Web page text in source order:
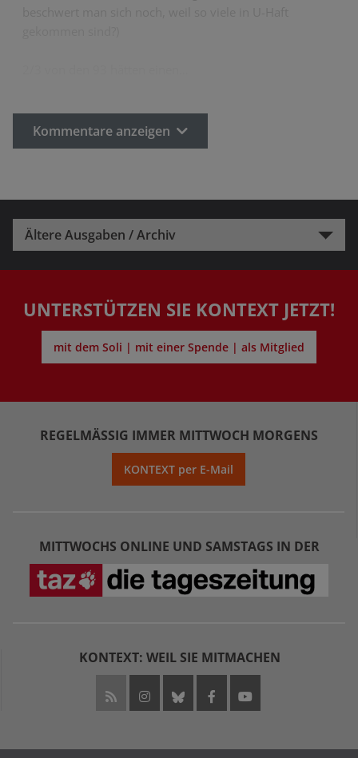
Kommentare anzeigen
Ältere Ausgaben / Archiv
UNTERSTÜTZEN SIE KONTEXT JETZT!
mit dem Soli | mit einer Spende | als Mitglied
REGELMÄSSIG IMMER MITTWOCH MORGENS
KONTEXT per E-Mail
MITTWOCHS ONLINE UND SAMSTAGS IN DER
KONTEXT: WEIL SIE MITMACHEN